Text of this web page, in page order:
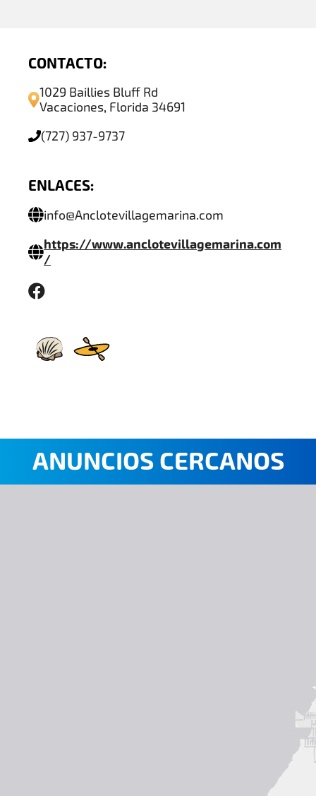
CONTACTO:
1029 Baillies Bluff Rd
Vacaciones, Florida 34691
(727) 937-9737
ENLACES:
info@Anclotevillagemarina.com
https://www.anclotevillagemarina.com
/
ANUNCIOS CERCANOS